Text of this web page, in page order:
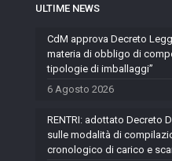
ULTIME NEWS
CdM approva Decreto
materia di obbligo di
tipologie di imballaggi”
6 Agosto 2026
RENTRI: adottato Decreto
sulle modalità di
cronologico di carico e